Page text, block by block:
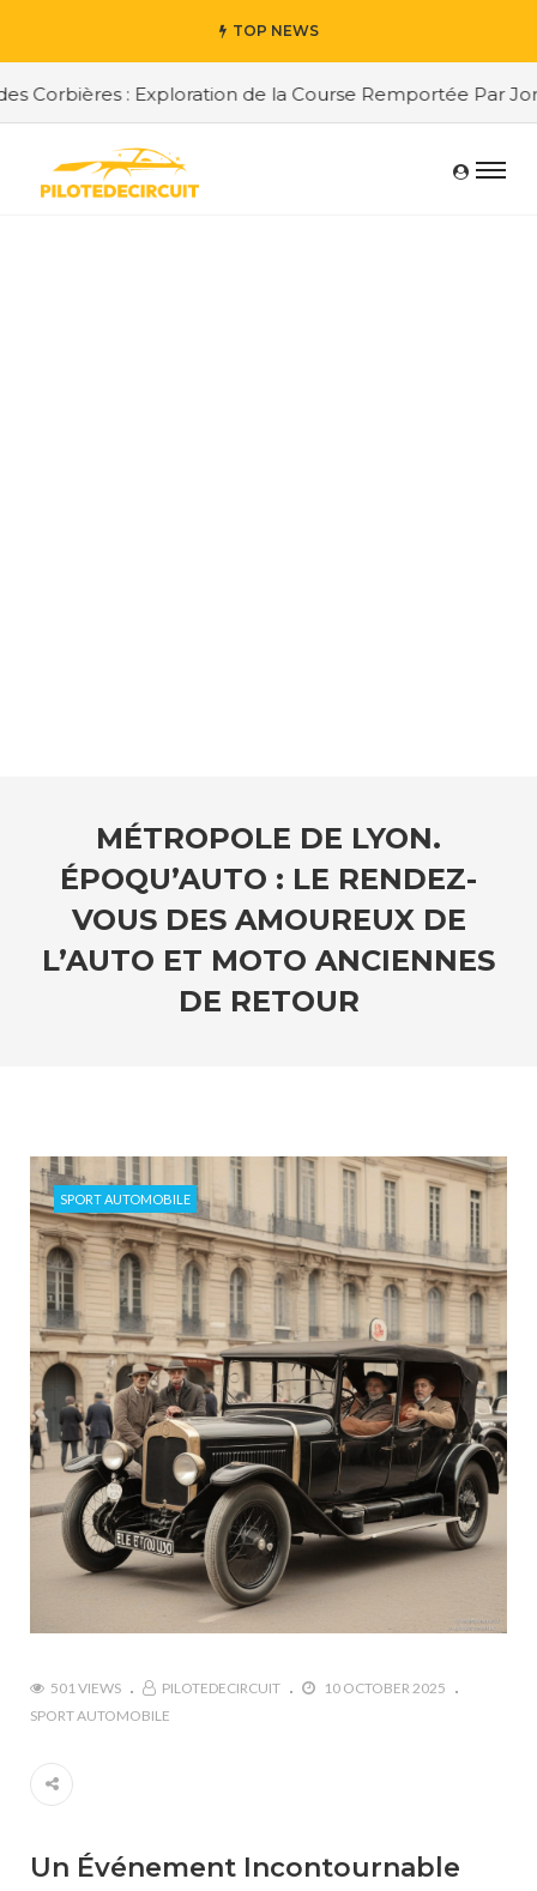
TOP NEWS
: Exploration de la Course Remportée Par
MÉTROPOLE DE LYON.
ÉPOQU’AUTO : LE RENDEZ-
VOUS DES AMOUREUX DE
L’AUTO ET MOTO ANCIENNES
DE RETOUR
SPORT AUTOMOBILE
501 VIEWS PILOTEDECIRCUIT
10 OCTOBER 2025
SPORT AUTOMOBILE
Un Événement Incontournable